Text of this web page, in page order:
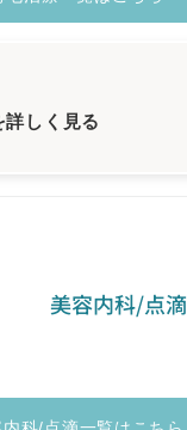
詳しく見る
美容内科/点滴